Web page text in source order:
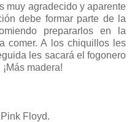
muy agradecido y aparente
debe formar parte de la
prepararlos en la
comer. A los chiquillos les
les sacará el fogonero
madera!
Floyd.